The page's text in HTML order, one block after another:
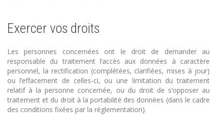
Exercer vos droits
Les personnes concernées ont le droit de demander au
responsable du traitement l’accès aux données à caractère
personnel, la rectification (complétées, clarifiées, mises à jour)
ou l’effacement de celles-ci, ou une limitation du traitement
relatif à la personne concernée, ou du droit de s’opposer au
traitement et du droit à la portabilité des données (dans le cadre
des conditions fixées par la réglementation).